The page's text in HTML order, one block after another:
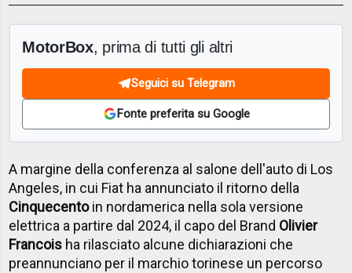
MotorBox, prima di tutti gli altri
Seguici su Telegram
Fonte preferita su Google
A margine della conferenza al salone dell'auto di Los
Angeles, in cui Fiat ha annunciato il ritorno della
Cinquecentoin nordamerica nella sola versione
elettrica a partire dal 2024, il capo del Brand Olivier
Francois ha rilasciato alcune dichiarazioni che
preannunciano per il marchio torinese un percorso